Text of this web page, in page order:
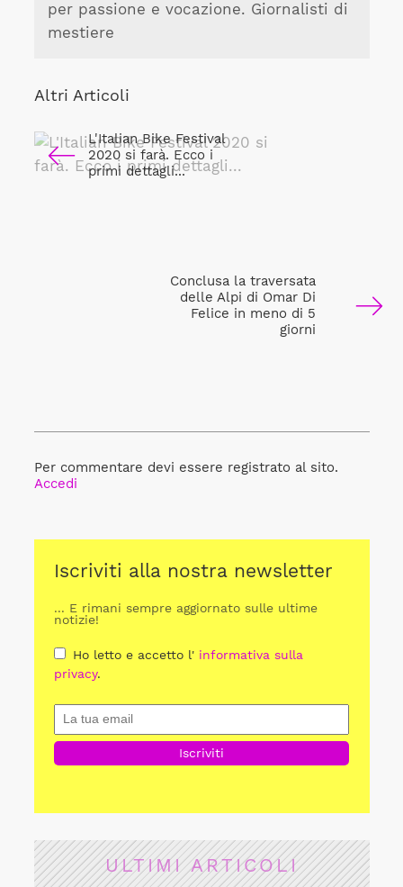
per passione e vocazione. Giornalisti di
mestiere
Altri Articoli
L'Italian Bike Festival
2020 si farà. Ecco i
primi dettagli...
Conclusa la traversata
delle Alpi di Omar Di
Felice in meno di 5
giorni
Per commentare devi essere registrato al sito.
Accedi
Iscriviti alla nostra newsletter
... E rimani sempre aggiornato sulle ultime
notizie!
Ho letto e accetto l' informativa sulla
privacy.
ULTIMI ARTICOLI